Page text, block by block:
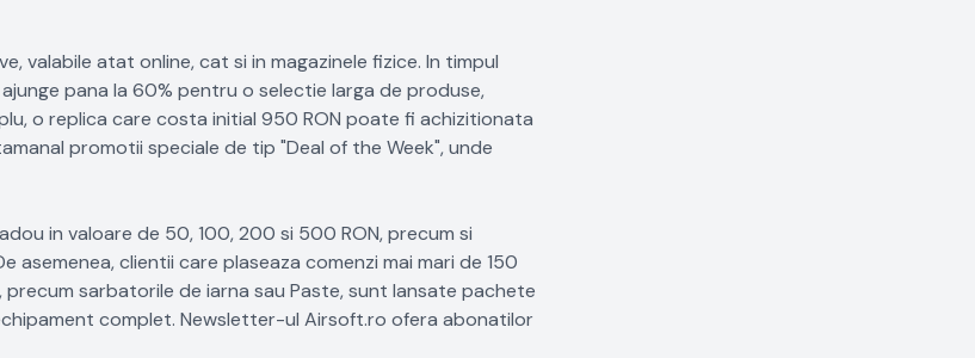
valabile atat online, cat si in magazinele fizice. In timpul
pana la 60% pentru o selectie larga de produse,
o replica care costa initial 950 RON poate fi achizitionata
promotii speciale de tip "Deal of the Week", unde
in valoare de 50, 100, 200 si 500 RON, precum si
clientii care plaseaza comenzi mai mari de 150
sarbatorile de iarna sau Paste, sunt lansate pachete
complet. Newsletter-ul Airsoft.ro ofera abonatilor